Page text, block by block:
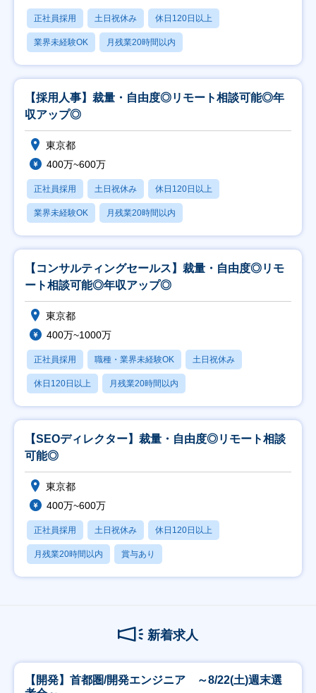
正社員採用 土日祝休み 休日120日以上
業界未経験OK 月残業20時間以内
【採用人事】裁量・自由度◎リモート相談可能◎年
収アップ◎
東京都
400万~600万
正社員採用 土日祝休み 休日120日以上
業界未経験OK 月残業20時間以内
【コンサルティングセールス】裁量・自由度◎リモ
ート相談可能◎年収アップ◎
東京都
400万~1000万
正社員採用 職種・業界未経験OK 土日祝休み
休日120日以上 月残業20時間以内
【SEOディレクター】裁量・自由度◎リモート相談
可能◎
東京都
400万~600万
正社員採用 土日祝休み 休日120日以上
月残業20時間以内 賞与あり
新着求人
【開発】首都圏/開発エンジニア ～8/22(土)週末選